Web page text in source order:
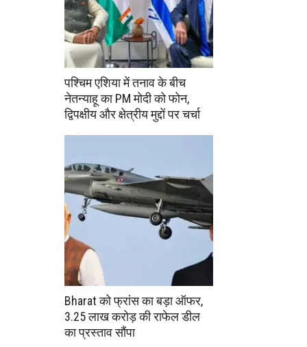
पश्चिम एशिया में तनाव के बीच
नेतन्याहू का PM मोदी को फोन,
द्विपक्षीय और क्षेत्रीय मुद्दों पर चर्चा
Bharat को फ्रांस का बड़ा ऑफर,
3.25 लाख करोड़ की राफेल डील
का प्रस्ताव सौंपा